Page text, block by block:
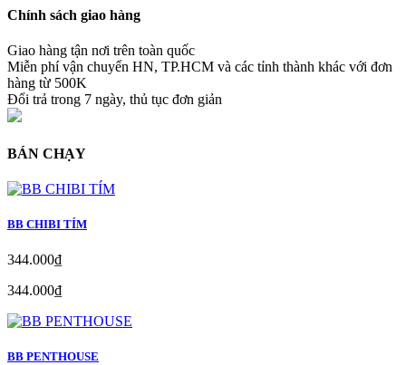
Chính sách giao hàng
Giao hàng tận nơi trên toàn quốc
Miễn phí vận chuyển HN, TP.HCM và các tỉnh thành khác với đơn
hàng từ 500K
Đổi trả trong 7 ngày, thủ tục đơn giản
BÁN CHẠY
BB CHIBI TÍM
344.000₫
344.000₫
BB PENTHOUSE